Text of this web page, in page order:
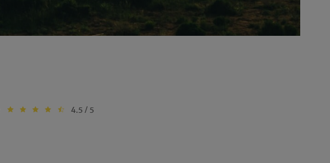
4.5 / 5